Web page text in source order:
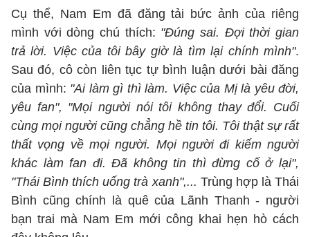
Cụ thể, Nam Em đã đăng tải bức ảnh của riêng
mình với dòng chú thích: "Đúng sai. Đợi thời gian
trả lời. Việc của tôi bây giờ là tìm lại chính mình".
Sau đó, cô còn liên tục tự bình luận dưới bài đăng
của mình: "Ai làm gì thì làm. Việc của Mị là yêu đời,
yêu fan", "Mọi người nói tôi không thay đổi. Cuối
cùng mọi người cũng chẳng hề tin tôi. Tôi thật sự rất
thất vọng về mọi người. Mọi người đi kiếm người
khác làm fan đi. Đã không tin thì đừng cố ở lại",
"Thái Bình thích uống trà xanh",... Trùng hợp là Thái
Bình cũng chính là quê của Lãnh Thanh - người
bạn trai mà Nam Em mới công khai hẹn hò cách